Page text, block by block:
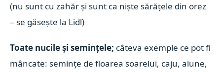
(nu sunt cu zahăr și sunt ca niște sărățele din orez
– se găsește la Lidl)
Toate nucile și semințele; câteva exemple ce pot fi
mâncate: semințe de floarea soarelui, caju, alune,